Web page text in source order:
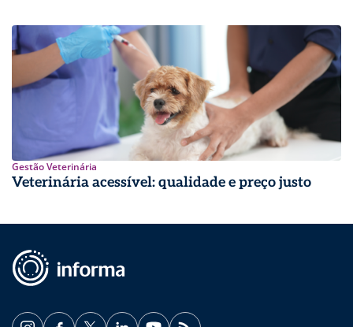
Gestão Veterinária
Veterinária acessível: qualidade e preço justo